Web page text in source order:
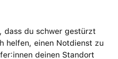
dass du schwer gestürzt
helfen, einen Notdienst zu
deinen Standort